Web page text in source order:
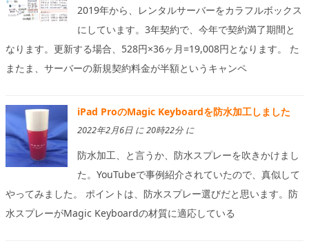
2019年から、レンタルサーバーをカラフルボックス
にしています。3年契約で、今年で契約満了期間と
なります。更新する場合、528円×36ヶ月=19,008円となります。 た
またま、サーバーの新規契約料金が半額というキャンペ
iPad ProのMagic Keyboardを防水加工しました
2022年2月6日 に 20時22分 に
防水加工、と言うか、防水スプレーを吹きかけまし
た。YouTubeで事例紹介されていたので、真似して
やってみました。 ポイントは、防水スプレー選びだと思います。防
水スプレーがMagic Keyboardの材質に適応している